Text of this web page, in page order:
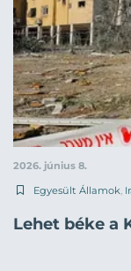
2026. június 8.
Egyesült Államok,
Lehet béke a